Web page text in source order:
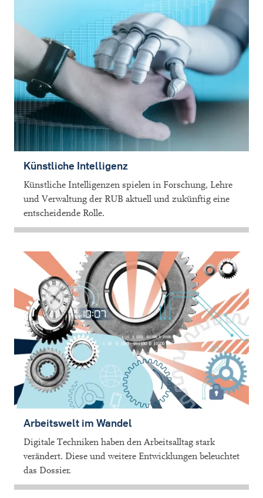
Künstliche Intelligenz
Künstliche Intelligenzen spielen in Forschung, Lehre
und Verwaltung der RUB aktuell und zukünftig eine
entscheidende Rolle.
Arbeitswelt im Wandel
Digitale Techniken haben den Arbeitsalltag stark
verändert. Diese und weitere Entwicklungen beleuchtet
das Dossier.